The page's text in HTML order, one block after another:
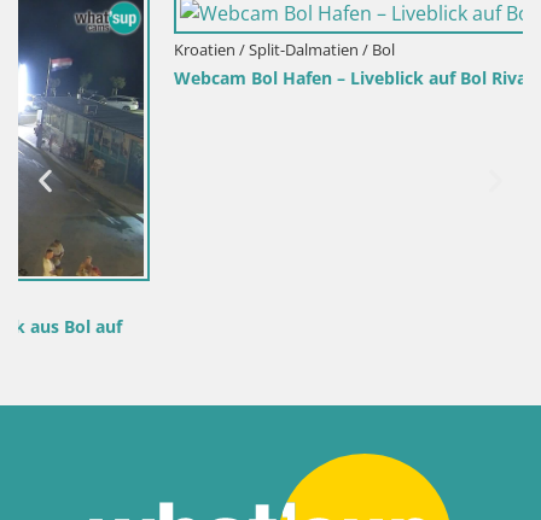
Kroatien / Split-Dalmatien / Bol
Webcam Bol Hafen – Liveblick auf Bol Riva & Marina